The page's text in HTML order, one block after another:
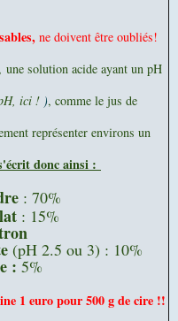
ne doivent être oubliés!
solution acide ayant un pH
ici ! ), comme le jus de
représenter environs un
donc ainsi :
: 70%
: 15%
(pH 2.5 ou 3) : 10%
:5%
1 euro pour 500 g de cire !!